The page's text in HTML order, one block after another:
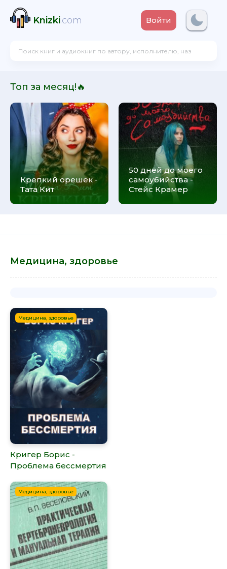
Knizki.com Войти
Топ за месяц!🔥
Крепкий орешек -
Тата Кит
50 дней до моего
самоубийства -
Стейс Крамер
Медицина, здоровье
Медицина, здоровье
Кригер Борис -
Проблема бессмертия
Медицина, здоровье